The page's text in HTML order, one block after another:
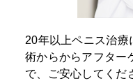
20年以上ペニス治療
術からからアフター
で、ご安心してくだ